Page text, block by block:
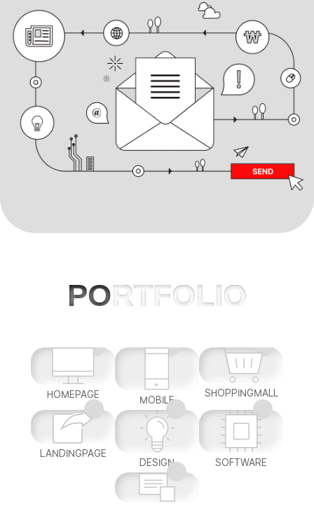
해외자원개발진흥재단 리뉴얼 포트폴리오
PORTFOLIO
HOMEPAGE MOBILE
SHOPPINGMALL
LANDINGPAGE
DESIGN
SOFTWARE